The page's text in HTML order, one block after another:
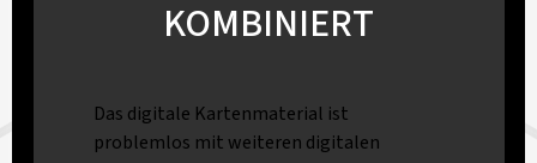
KOMBINIERT
Das digitale Kartenmaterial ist
problemlos mit weiteren digitalen